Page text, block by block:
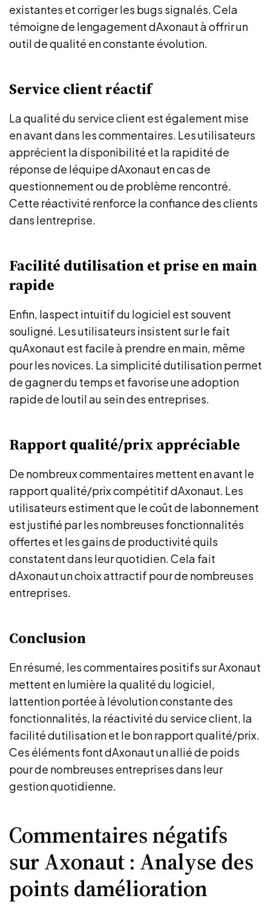
existantes et corriger les bugs signalés. Cela
témoigne de lengagement dAxonaut à offrir un
outil de qualité en constante évolution.
Service client réactif
La qualité du service client est également mise
en avant dans les commentaires. Les utilisateurs
apprécient la disponibilité et la rapidité de
réponse de léquipe dAxonaut en cas de
questionnement ou de problème rencontré.
Cette réactivité renforce la confiance des clients
dans lentreprise.
Facilité dutilisation et prise en main
rapide
Enfin, laspect intuitif du logiciel est souvent
souligné. Les utilisateurs insistent sur le fait
quAxonaut est facile à prendre en main, même
pour les novices. La simplicité dutilisation permet
de gagner du temps et favorise une adoption
rapide de loutil au sein des entreprises.
Rapport qualité/prix appréciable
De nombreux commentaires mettent en avant le
rapport qualité/prix compétitif dAxonaut. Les
utilisateurs estiment que le coût de labonnement
est justifié par les nombreuses fonctionnalités
offertes et les gains de productivité quils
constatent dans leur quotidien. Cela fait
dAxonaut un choix attractif pour de nombreuses
entreprises.
Conclusion
En résumé, les commentaires positifs sur Axonaut
mettent en lumière la qualité du logiciel,
lattention portée à lévolution constante des
fonctionnalités, la réactivité du service client, la
facilité dutilisation et le bon rapport qualité/prix.
Ces éléments font dAxonaut un allié de poids
pour de nombreuses entreprises dans leur
gestion quotidienne.
Commentaires négatifs
sur Axonaut : Analyse des
points damélioration